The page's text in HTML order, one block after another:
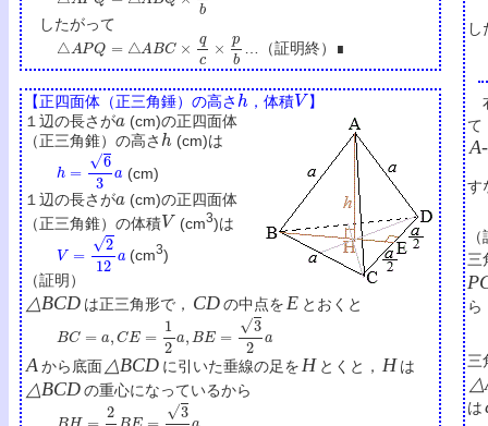
したがって
△
APQ= B C ×qc b …（証明終）∎
【正四面体（正三角錘）の高さ h，体積V】
１辺の長さがa(cm)の正四面体
（正三角錐）の高さh(cm)は
h
3a
(cm)
１辺の長さが (cm)の正四面体
（正三角錐）の体積V (cm3)は
V= 12a (cm3)
（証明）
△BCD は正三角形で， CDの中点をE とおくと
BC= =12 BE 32a
Aから底面△BCD に引いた垂線の足をH とくと， H は
△BCDの重心になっているから
BH= BE=33
し
て
す
三
ら
三
は